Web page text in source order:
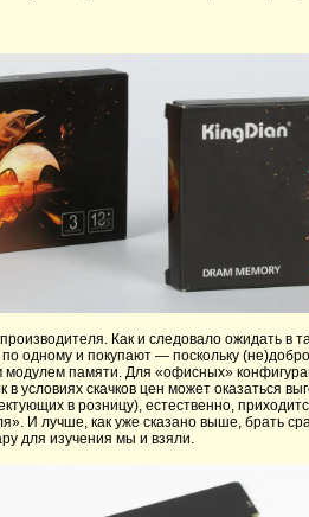
Как и следовало ожидать в
по одному и покупают — поскольку
модулем памяти. Для «офисных»
условиях скачков цен может оказаться
в розницу), естественно,
И лучше, как уже сказано выше, брать
для изучения мы и взяли.